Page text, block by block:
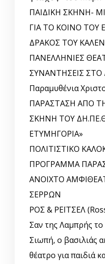
ΠΑΙΔΙΚΗ ΣΚΗΝΗ-
ΓΙΑ ΤΟ ΚΟΙΝΟ ΤΟΥ
ΔΡΑΚΟΣ ΤΟΥ
ΠΑΝΕΛΛΗΝΙΕΣ
ΣΥΝΑΝΤΗΣΕΙΣ ΣΤΟ
Παραμυθένια
ΠΑΡΑΣΤΑΣΗ ΑΠΟ
ΣΚΗΝΗ ΤΟΥ
ΕΤΥΜΗΓΟΡΙΑ»
ΠΟΛΙΤΙΣΤΙΚΟ
ΠΡΟΓΡΑΜΜΑ
ΑΝΟΙΧΤΟ
ΣΕΡΡΩΝ
ΡΟΣ & ΡΕΪΤΣΕΛ
Σαν της Λαμπρής
Σιωπή, ο βασιλιάς
θέατρο για παιδιά